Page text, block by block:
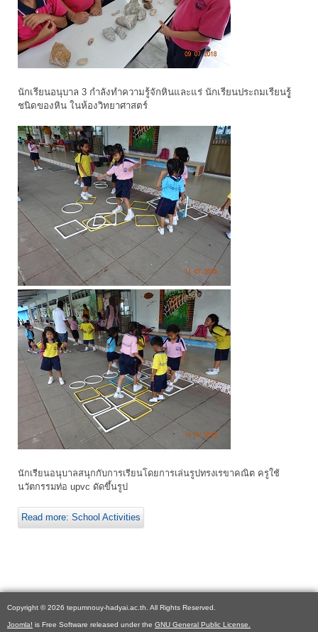
นักเรียนอนุบาล 3 กำลังทำความรู้จักหินและแร่ นักเรียนประถมเรียนรูู้
ชนิดของหิน ในห้องวิทยาศาสตร์
นักเรียนอนุบาลสนุกกับการเรียนโดยการเล่นรูปทรงเรขาคณิต ครูใช้
นวัตกรรมท่อ upvc ดัดขึ้นรูป
Read more: School Activities
Copyright © 2026 tepumnouy-hadyai.ac.th. All Rights Reserved.
Joomla! is Free Software released under the GNU General Public License.